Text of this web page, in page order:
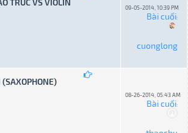
TRÚC VS VIOLIN
09-05-2014, 10:39 PM
Bài cuối:
cuonglong
08-26-2014, 05:43 AM
Bài cuối: